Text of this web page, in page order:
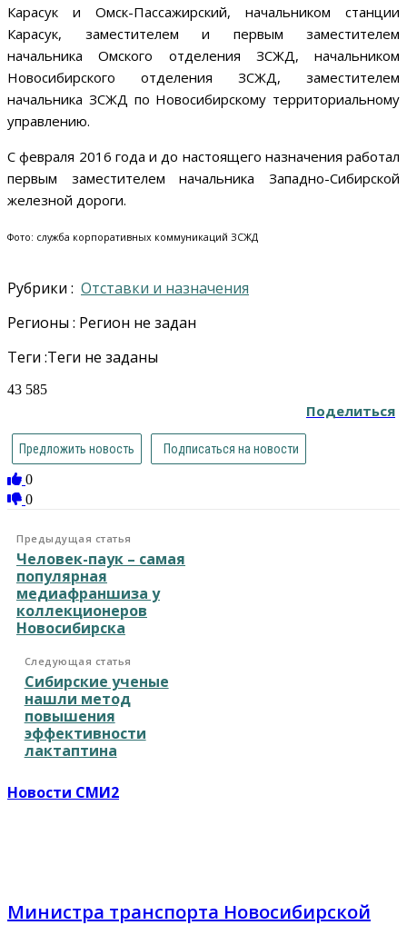
Карасук и Омск-Пассажирский, начальником станции
Карасук, заместителем и первым заместителем
начальника Омского отделения ЗСЖД, начальником
Новосибирского отделения ЗСЖД, заместителем
начальника ЗСЖД по Новосибирскому территориальному
управлению.
С февраля 2016 года и до настоящего назначения работал
первым заместителем начальника Западно-Сибирской
железной дороги.
Фото: служба корпоративных коммуникаций ЗСЖД
Рубрики :
Отставки и назначения
Регионы : Регион не задан
Теги :Теги не заданы
43 585
Поделиться
Предложить новость Подписаться на новости
0
0
Предыдущая статья
Человек-паук – самая
популярная
медиафраншиза у
коллекционеров
Новосибирска
Следующая статья
Сибирские ученые
нашли метод
повышения
эффективности
лактаптина
Новости СМИ2
Министра транспорта Новосибирской